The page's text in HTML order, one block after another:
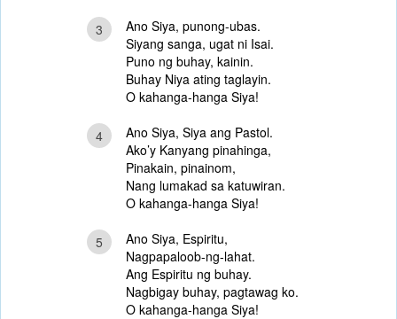
3
Ano Siya, punong-ubas.
Siyang sanga, ugat ni Isai.
Puno ng buhay, kainin.
Buhay Niya ating taglayin.
O kahanga-hanga Siya!
4
Ano Siya, Siya ang Pastol.
Ako’y Kanyang pinahinga,
Pinakain, pinainom,
Nang lumakad sa katuwiran.
O kahanga-hanga Siya!
5
Ano Siya, Espiritu,
Nagpapaloob-ng-lahat.
Ang Espiritu ng buhay.
Nagbigay buhay, pagtawag ko.
O kahanga-hanga Siya!